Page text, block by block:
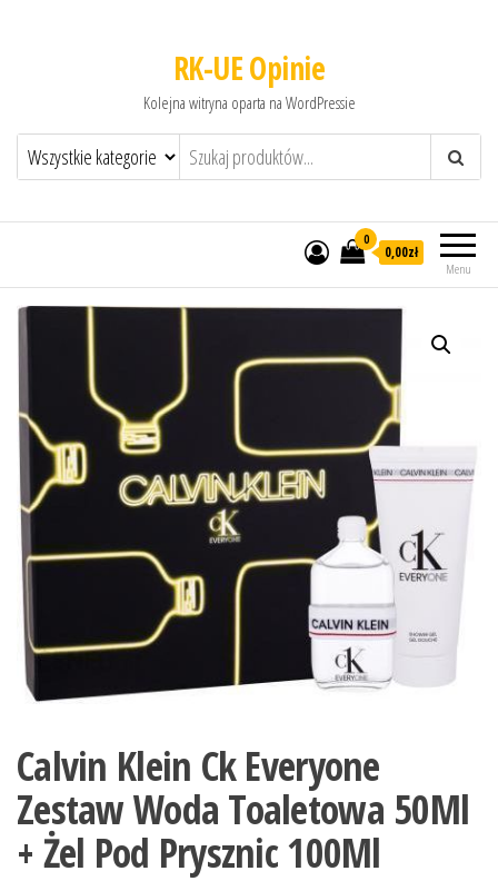
RK-UE Opinie
Kolejna witryna oparta na WordPressie
Menu
0
0,00zł
Calvin Klein Ck Everyone
Zestaw Woda Toaletowa 50Ml
+ Żel Pod Prysznic 100Ml